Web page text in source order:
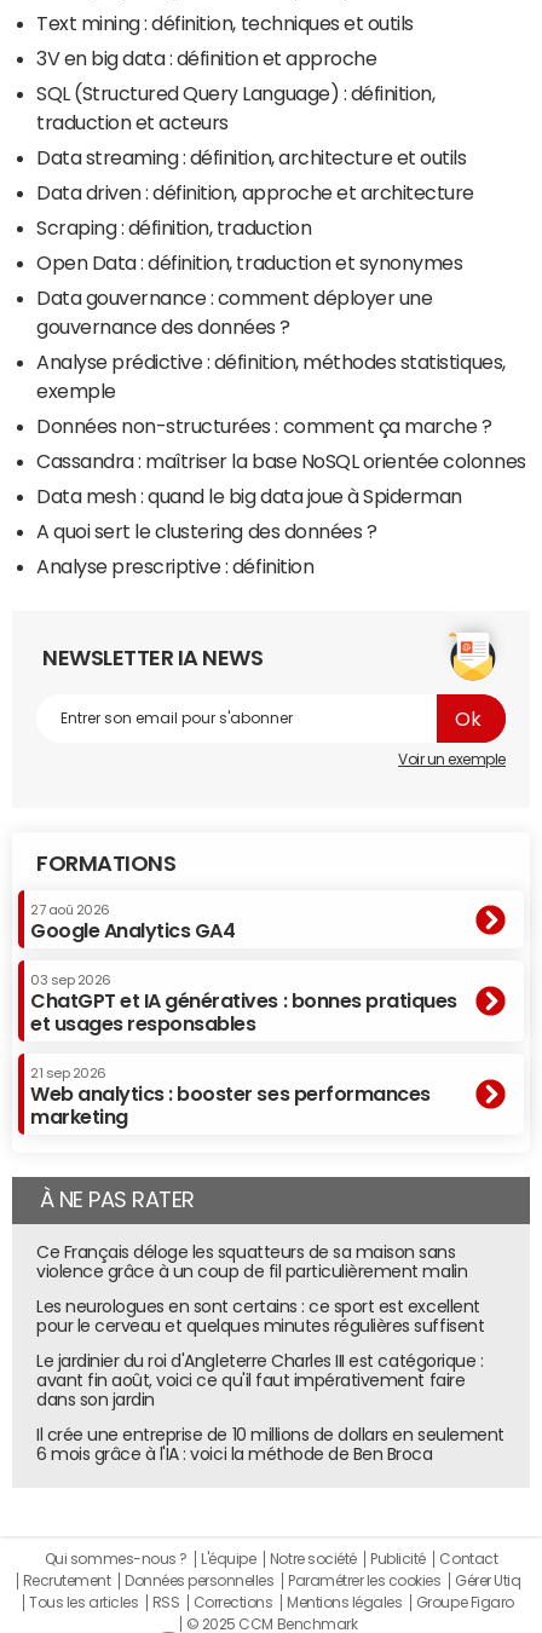
Text mining : définition, techniques et outils
3V en big data : définition et approche
SQL (Structured Query Language) : définition,
traduction et acteurs
Data streaming : définition, architecture et outils
Data driven : définition, approche et architecture
Scraping : définition, traduction
Open Data : définition, traduction et synonymes
Data gouvernance : comment déployer une
gouvernance des données ?
Analyse prédictive : définition, méthodes statistiques,
exemple
Données non-structurées : comment ça marche ?
Cassandra : maîtriser la base NoSQL orientée colonnes
Data mesh : quand le big data joue à Spiderman
A quoi sert le clustering des données ?
Analyse prescriptive : définition
NEWSLETTER IA NEWS
Voir un exemple
FORMATIONS
27 aoû 2026
Google Analytics GA4
03 sep 2026
ChatGPT et IA génératives : bonnes pratiques
et usages responsables
21 sep 2026
Web analytics : booster ses performances
marketing
À NE PAS RATER
Ce Français déloge les squatteurs de sa maison sans
violence grâce à un coup de fil particulièrement malin
Les neurologues en sont certains : ce sport est excellent
pour le cerveau et quelques minutes régulières suffisent
Le jardinier du roi d'Angleterre Charles III est catégorique :
avant fin août, voici ce qu'il faut impérativement faire
dans son jardin
Il crée une entreprise de 10 millions de dollars en seulement
6 mois grâce à l'IA : voici la méthode de Ben Broca
Qui sommes-nous ? L'équipe Notre société Publicité
Contact
Recrutement
Données personnelles Paramétrer les cookies
Gérer Utiq
Tous les articles
RSS Corrections Mentions légales
Groupe Figaro
© 2025 CCM Benchmark